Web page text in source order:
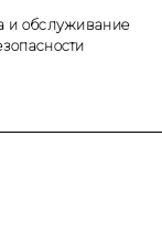
и обслуживание